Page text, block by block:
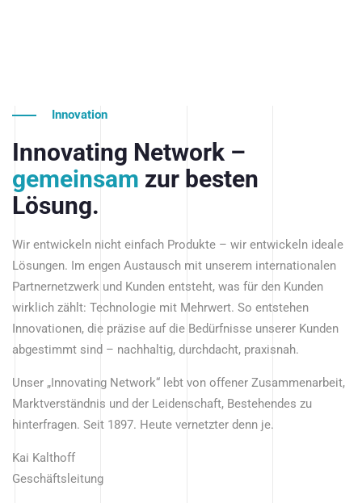
Innovation
Innovating Network –
gemeinsam zur besten
Lösung.
Wir entwickeln nicht einfach Produkte – wir entwickeln ideale
Lösungen. Im engen Austausch mit unserem internationalen
Partnernetzwerk und Kunden entsteht, was für den Kunden
wirklich zählt: Technologie mit Mehrwert. So entstehen
Innovationen, die präzise auf die Bedürfnisse unserer Kunden
abgestimmt sind – nachhaltig, durchdacht, praxisnah.
Unser „Innovating Network“ lebt von offener Zusammenarbeit,
Marktverständnis und der Leidenschaft, Bestehendes zu
hinterfragen. Seit 1897. Heute vernetzter denn je.
Kai Kalthoff
Geschäftsleitung